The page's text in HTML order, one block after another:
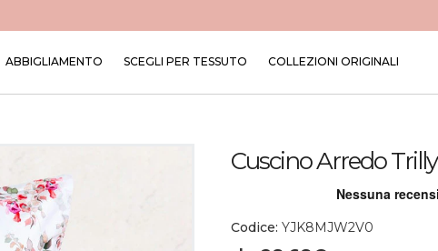
ABBIGLIAMENTO SCEGLI PER TESSUTO COLLEZIONI ORIGINALI
Cuscino Arredo Trilly
Codice: YJK8MJW2V0